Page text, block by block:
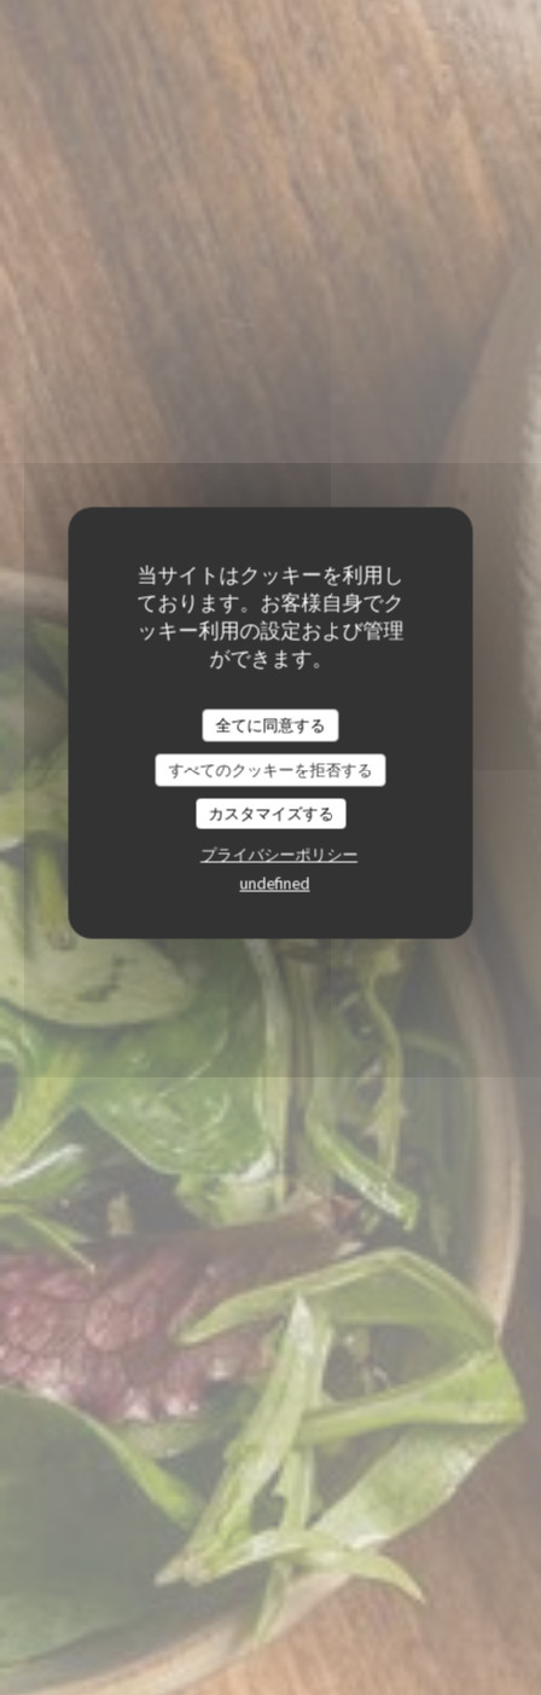
当サイトはクッキーを利用し
ております。お客様自身でク
ッキー利用の設定および管理
ができます。
全てに同意する
すべてのクッキーを拒否する
カスタマイズする
プライバシーポリシー
undefined